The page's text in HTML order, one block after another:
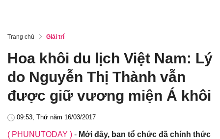
Trang chủ Giải trí
Hoa khôi du lịch Việt Nam: Lý
do Nguyễn Thị Thành vẫn
được giữ vương miện Á khôi
09:53, Thứ năm 16/03/2017
( PHUNUTODAY ) - Mới đây, ban tổ chức đã chính thức